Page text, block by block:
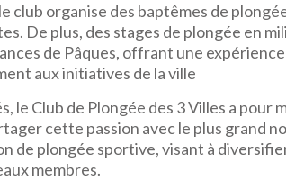
club organise des baptêmes de
De plus, des stages de plongée en
de Pâques, offrant une
aux initiatives de la ville
le Club de Plongée des 3 Villes a pour
cette passion avec le plus grand
de plongée sportive, visant à
membres.